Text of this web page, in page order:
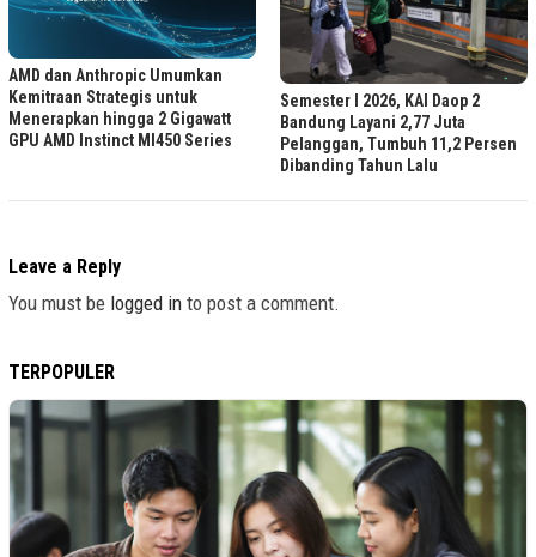
AMD dan Anthropic Umumkan
Kemitraan Strategis untuk
Menerapkan hingga 2 Gigawatt
GPU AMD Instinct MI450 Series
Semester I 2026, KAI Daop 2
Bandung Layani 2,77 Juta
Pelanggan, Tumbuh 11,2 Persen
Dibanding Tahun Lalu
Leave a Reply
You must be logged in to post a comment.
TERPOPULER